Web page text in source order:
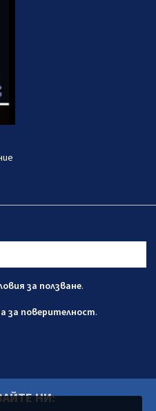
за ползване.
за поверителност.
НИ: